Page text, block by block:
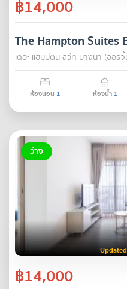
฿14,000
The Hampton Suites
เดอะ แฮมป์ตัน สวีท บางนา (ออริ
ห้องนอน 1 ห้องน้ำ 1
ว่าง
฿14,000